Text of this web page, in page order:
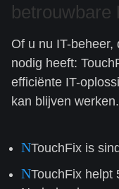
betrouwbare
Of u nu IT-
nodig heeft:
efficiënte IT-
kan blijven werken.
NTouchFix is
NTouchFix helpt